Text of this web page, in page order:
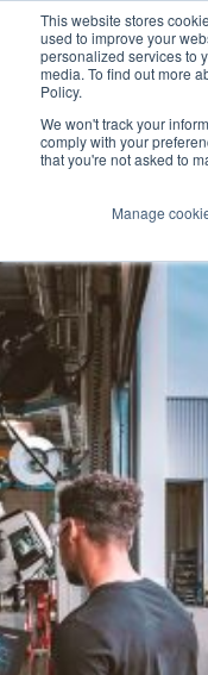
This website stores
used to improve your
personalized services to
media. To find out more
Policy.
We won't track your
comply with your
that you're not asked to
Manage